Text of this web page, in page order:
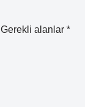
Gerekli alanlar *